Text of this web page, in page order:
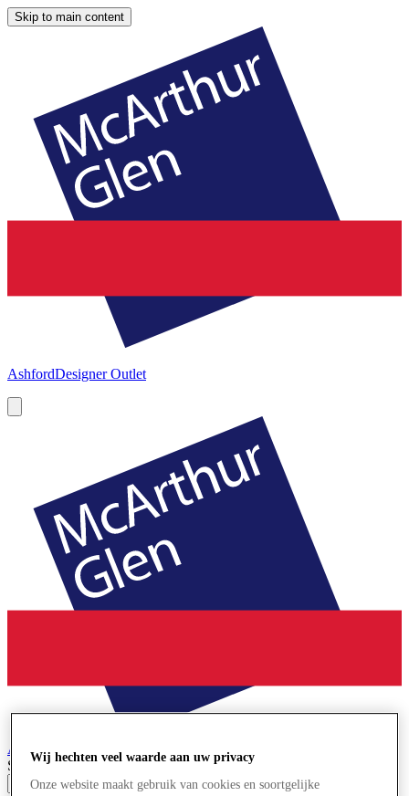
Skip to main content
AshfordDesigner Outlet
Ashford Designer Outlet
Search input
Wij hechten veel waarde aan uw privacy
Onze website maakt gebruik van cookies en soortgelijke